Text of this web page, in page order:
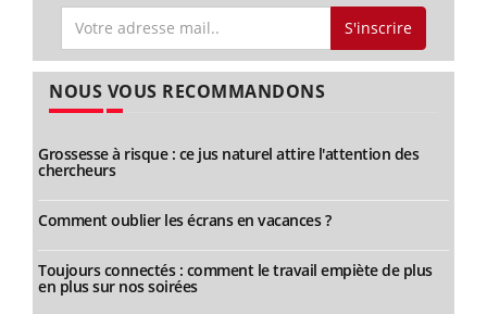
S'inscrire
NOUS VOUS RECOMMANDONS
Grossesse à risque : ce jus naturel attire l'attention des
chercheurs
Comment oublier les écrans en vacances ?
Toujours connectés : comment le travail empiète de plus
en plus sur nos soirées